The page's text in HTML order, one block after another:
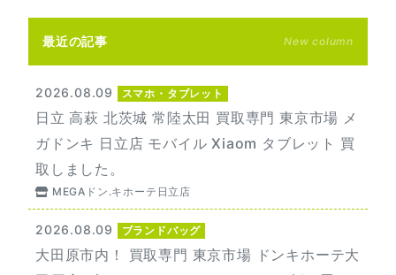
最近の記事 New column
2026.08.09 スマホ・タブレット
日立 高萩 北茨城 常陸太田 買取専門 東京市場 メ
ガドンキ 日立店 モバイル Xiaom タブレット 買
取しました。
MEGAドン.キホーテ日立店
2026.08.09 ブランドバッグ
大田原市内！ 買取専門 東京市場 ドンキホーテ大